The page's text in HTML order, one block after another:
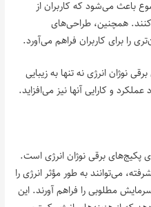
باعث می‌شود که کاربران از
همچنین، طراحی‌های
را برای کاربران فراهم می‌آورد.
نوژان انرژی نه تنها به زیبایی
و کارایی آنها نیز می‌افزاید.
پکیج‌های برقی نوژان انرژی است.
می‌توانند به طور مؤثر انرژی را
مطلوبی را فراهم آورند. این